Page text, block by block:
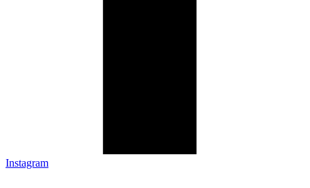
Instagram